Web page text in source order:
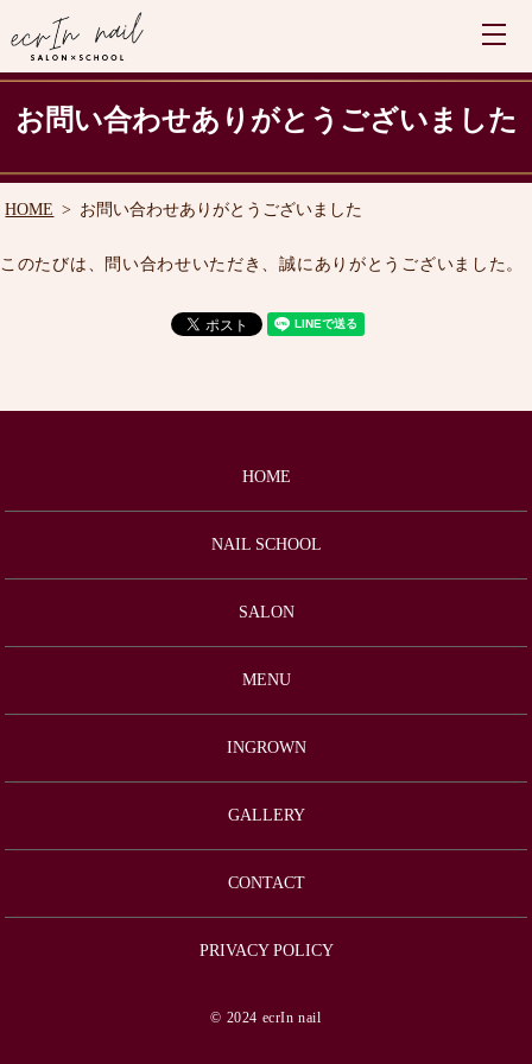
お問い合わせありがとうございました
HOME お問い合わせありがとうございました
このたびは、問い合わせいただき、誠にありがとうございました。
HOME
NAIL SCHOOL
SALON
MENU
INGROWN
GALLERY
CONTACT
PRIVACY POLICY
© 2024 ecrIn nail